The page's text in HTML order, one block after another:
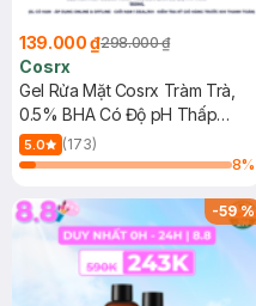
139.000 ₫298.000 ₫
Cosrx
Gel Rửa Mặt Cosrx Tràm Trà,
0.5% BHA Có Độ pH Thấp
150ml
5.0
(173)
8%
-59%